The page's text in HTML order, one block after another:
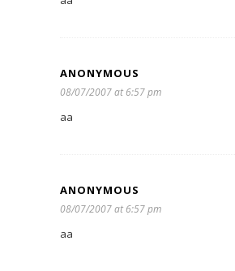
ANONYMOUS
08/07/2007 at 6:57 pm
aa
ANONYMOUS
08/07/2007 at 6:57 pm
aa